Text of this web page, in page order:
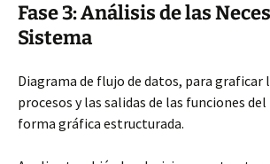
Fase 3: Análisis de las
Sistema
Diagrama de flujo de datos, para graficar
procesos y las salidas de las funciones
forma gráfica estructurada.